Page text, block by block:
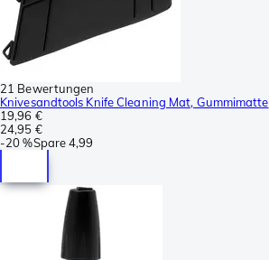
21 Bewertungen
Knivesandtools Knife Cleaning Mat, Gummimatte
19,96 €
24,95 €
-20 %Spare4,99